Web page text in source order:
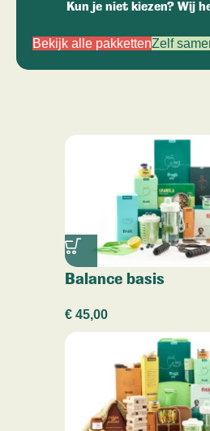
Kun je niet kiezen? Wij
Bekijk alle pakkettenZelf
Balance basis
€ 45,00